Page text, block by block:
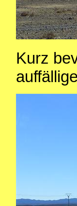
Kurz